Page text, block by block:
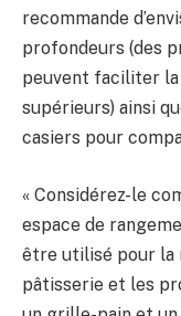
recommande
profondeurs (des
peuvent faciliter la
supérieurs) ainsi
casiers pour
« Considérez-le
espace de
être utilisé pour la
pâtisserie et les